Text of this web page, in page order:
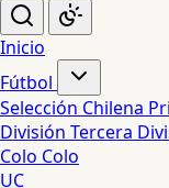
Inicio
Fútbol
Selección Chilena
División Tercera
Colo Colo
UC